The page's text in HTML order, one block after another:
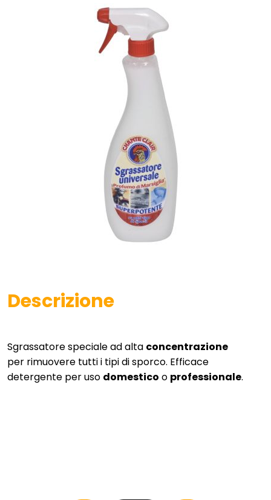
Descrizione
Sgrassatore speciale ad alta concentrazione
per rimuovere tutti i tipi di sporco. Efficace
detergente per uso domestico o professionale.